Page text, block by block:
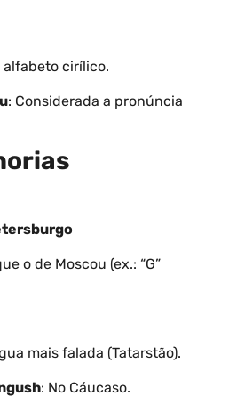
alfabeto cirílico.
: Considerada a pronúncia
o de Moscou (ex.: “G”
mais falada (Tatarstão).
: No Cáucaso.